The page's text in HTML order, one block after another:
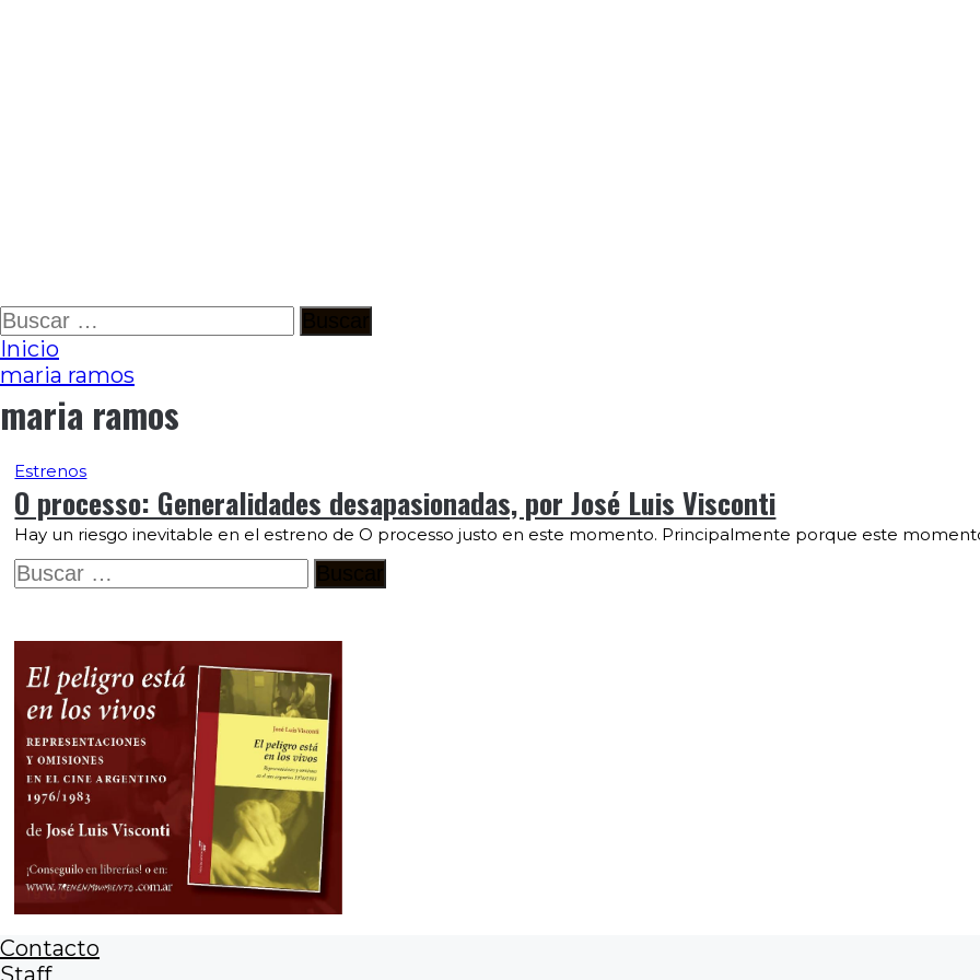
Ir
al
contenido
Buscar:
Inicio
maria ramos
maria ramos
Estrenos
O processo: Generalidades desapasionadas, por José Luis Visconti
Hay un riesgo inevitable en el estreno de O processo justo en este momento. Principalmente porque este
Buscar:
Contacto
Staff